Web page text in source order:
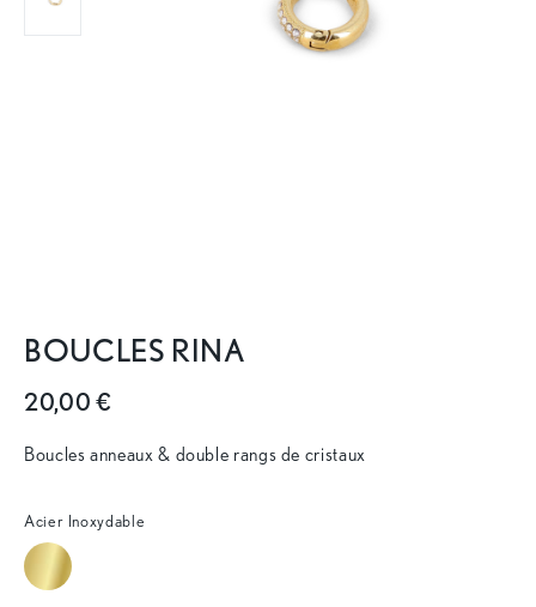
BOUCLES RINA
20,00 €
Boucles anneaux & double rangs de cristaux
Acier Inoxydable